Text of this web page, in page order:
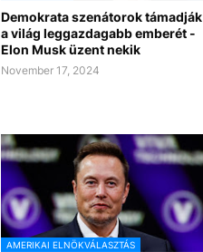
Demokrata szenátorok támadják
a világ leggazdagabb emberét -
Elon Musk üzent nekik
November 17, 2024
AMERIKAI ELNÖKVÁLASZTÁS